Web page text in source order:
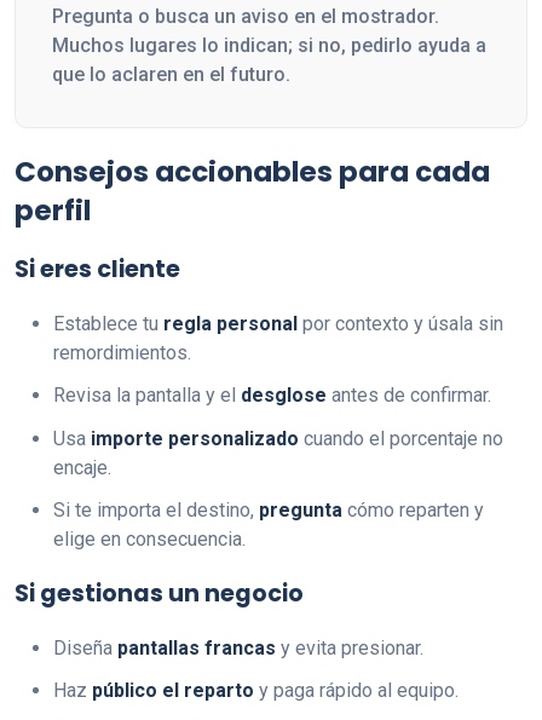
Pregunta o busca un aviso en el mostrador.
Muchos lugares lo indican; si no, pedirlo ayuda a
que lo aclaren en el futuro.
Consejos accionables para cada
perfil
Si eres cliente
Establece tu regla personal por contexto y úsala sin
remordimientos.
Revisa la pantalla y el desglose antes de confirmar.
Usa importe personalizado cuando el porcentaje no
encaje.
Si te importa el destino, pregunta cómo reparten y
elige en consecuencia.
Si gestionas un negocio
Diseña pantallas francas y evita presionar.
Haz público el reparto y paga rápido al equipo.